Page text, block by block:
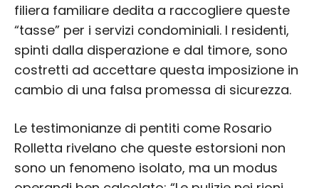
filiera familiare dedita a raccogliere queste
“tasse” per i servizi condominiali. I residenti,
spinti dalla disperazione e dal timore, sono
costretti ad accettare questa imposizione in
cambio di una falsa promessa di sicurezza.
Le testimonianze di pentiti come Rosario
Rolletta rivelano che queste estorsioni non
sono un fenomeno isolato, ma un modus